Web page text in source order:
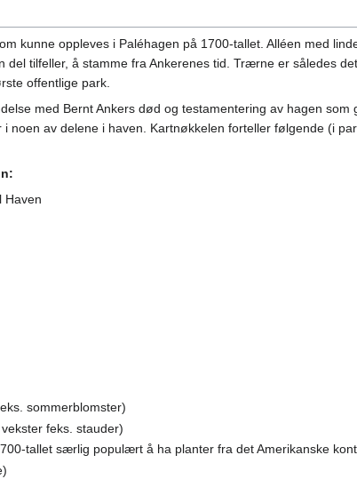
kunne oppleves i Paléhagen på 1700-tallet. Alléen med
del tilfeller, å stamme fra Ankerenes tid. Trærne er således det
offentlige park.
med Bernt Ankers død og testamentering av hagen som
noen av delene i haven. Kartnøkkelen forteller følgende (i
Haven
sommerblomster)
feks. stauder)
tallet særlig populært å ha planter fra det Amerikanske